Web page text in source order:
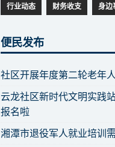
行业动态 财务收支 身边
便民发布
社区开展年度第二轮老年
云龙社区新时代文明实践
报名啦
湘潭市退役军人就业培训